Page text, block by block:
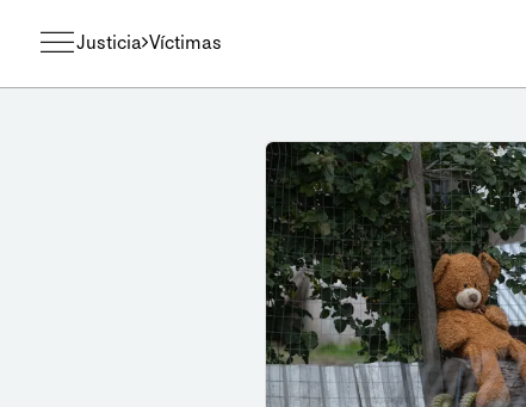
Justicia Víctimas